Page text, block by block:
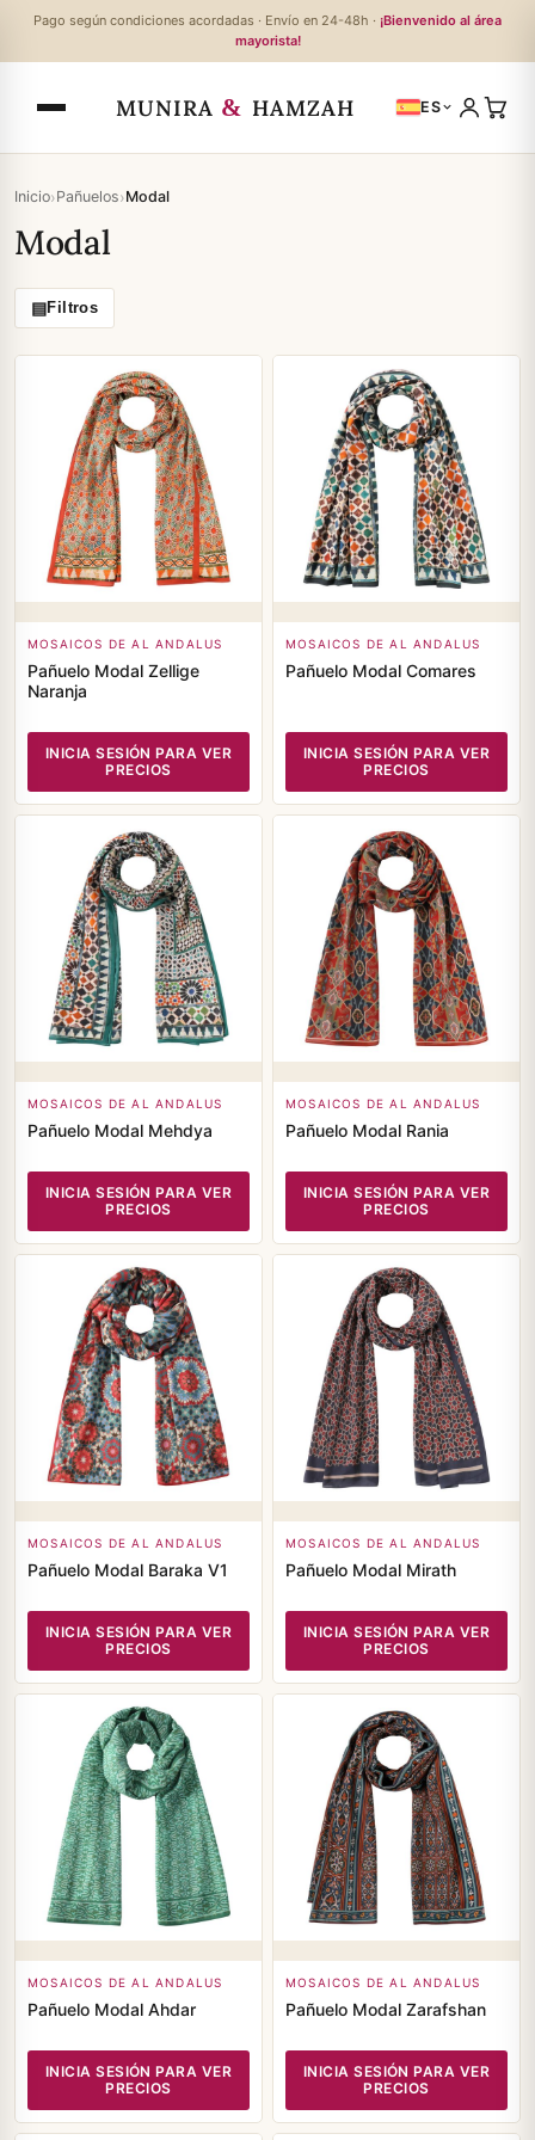
Pago según condiciones acordadas · Envío en 24-48h · ¡Bienvenido al área
mayorista!
MUNIRA & HAMZAH ES
Inicio›Pañuelos›Modal
Modal
▤Filtros
MOSAICOS DE AL ANDALUS
Pañuelo Modal Zellige
Naranja
INICIA SESIÓN PARA VER
PRECIOS
MOSAICOS DE AL ANDALUS
Pañuelo Modal Comares
INICIA SESIÓN PARA VER
PRECIOS
MOSAICOS DE AL ANDALUS
Pañuelo Modal Mehdya
INICIA SESIÓN PARA VER
PRECIOS
MOSAICOS DE AL ANDALUS
Pañuelo Modal Rania
INICIA SESIÓN PARA VER
PRECIOS
MOSAICOS DE AL ANDALUS
Pañuelo Modal Baraka V1
INICIA SESIÓN PARA VER
PRECIOS
MOSAICOS DE AL ANDALUS
Pañuelo Modal Mirath
INICIA SESIÓN PARA VER
PRECIOS
MOSAICOS DE AL ANDALUS
Pañuelo Modal Ahdar
INICIA SESIÓN PARA VER
PRECIOS
MOSAICOS DE AL ANDALUS
Pañuelo Modal Zarafshan
INICIA SESIÓN PARA VER
PRECIOS